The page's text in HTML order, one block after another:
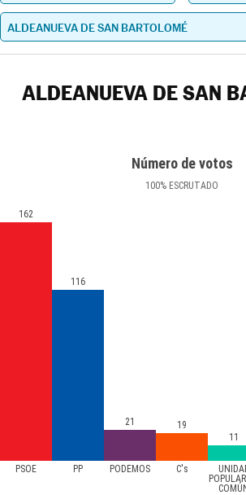
ALDEANUEVA DE SAN
Número de votos
100% ESCRUTADO
PSOE PP PODEMOS C's
162
116
21
19
11